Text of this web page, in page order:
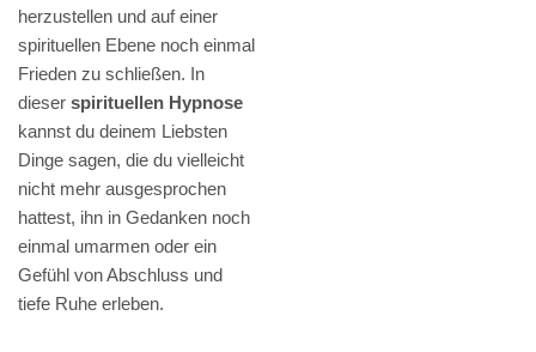
herzustellen und auf einer
spirituellen Ebene noch einmal
Frieden zu schließen. In
dieser spirituellen Hypnose
kannst du deinem Liebsten
Dinge sagen, die du vielleicht
nicht mehr ausgesprochen
hattest, ihn in Gedanken noch
einmal umarmen oder ein
Gefühl von Abschluss und
tiefe Ruhe erleben.